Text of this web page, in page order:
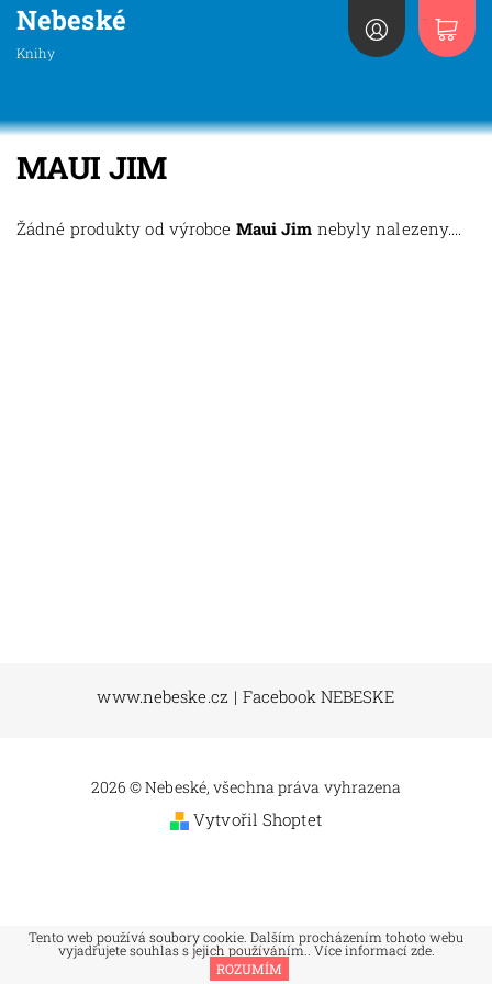
Nebeské
Knihy
MAUI JIM
Žádné produkty od výrobce Maui Jim nebyly nalezeny....
www.nebeske.cz | Facebook NEBESKE
2026 © Nebeské, všechna práva vyhrazena
Vytvořil Shoptet
Tento web používá soubory cookie. Dalším procházením tohoto webu
vyjadřujete souhlas s jejich používáním.. Více informací zde.
ROZUMÍM